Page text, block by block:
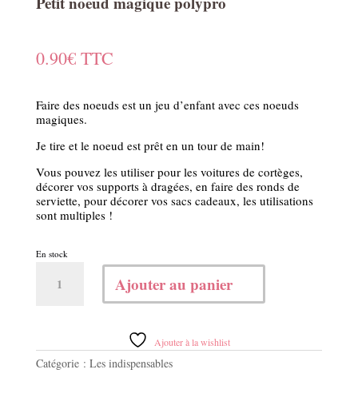
0.90€ TTC
Faire des noeuds est un jeu d’enfant avec ces noeuds
magiques.
Je tire et le noeud est prêt en un tour de main!
Vous pouvez les utiliser pour les voitures de cortèges,
décorer vos supports à dragées, en faire des ronds de
serviette, pour décorer vos sacs cadeaux, les utilisations
sont multiples !
En stock
polypro
Ajouter au panier
Ajouter à la wishlist
Catégorie : Les indispensables